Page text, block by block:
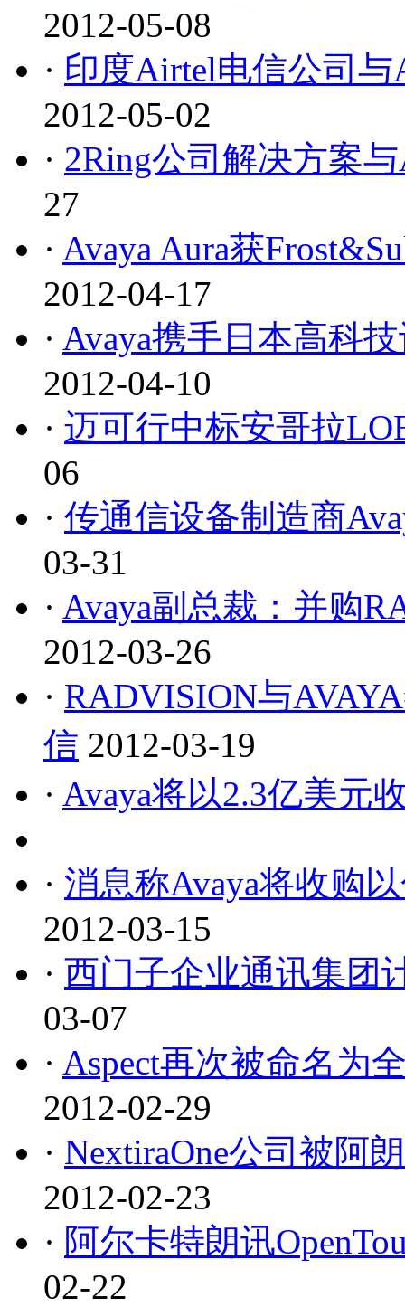
2012-05-08
· 印度Airtel电信公司与
2012-05-02
· 2Ring公司解决方案
27
· Avaya Aura获
2012-04-17
· Avaya携手日本高科
2012-04-10
· 迈可行中标安哥拉
06
· 传通信设备制造商
03-31
· Avaya副总裁：并购
2012-03-26
· RADVISION与
信 2012-03-19
· Avaya将以2.3亿美元
· 消息称Avaya将收购
2012-03-15
· 西门子企业通讯集团
03-07
· Aspect再次被命名为
2012-02-29
· NextiraOne公司被阿
2012-02-23
· 阿尔卡特朗讯
02-22